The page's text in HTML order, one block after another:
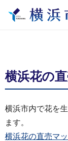
横浜花の
横浜市内で花を
ます。
横浜花の直売マ